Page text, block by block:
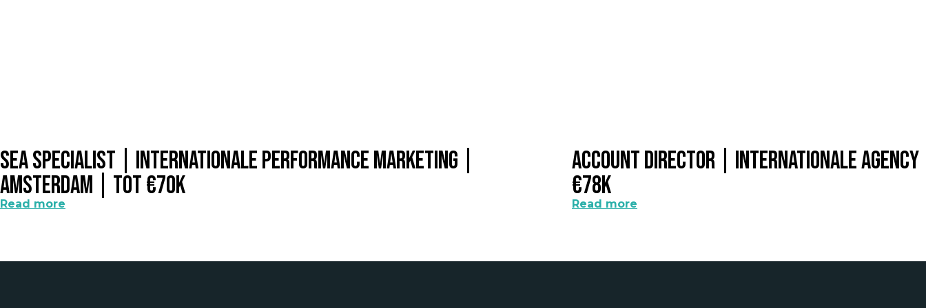
SEA Specialist | Internationale Performance Marketing |
Amsterdam | Tot €70k
Read more
Account Director | Internationale
€78k
Read more